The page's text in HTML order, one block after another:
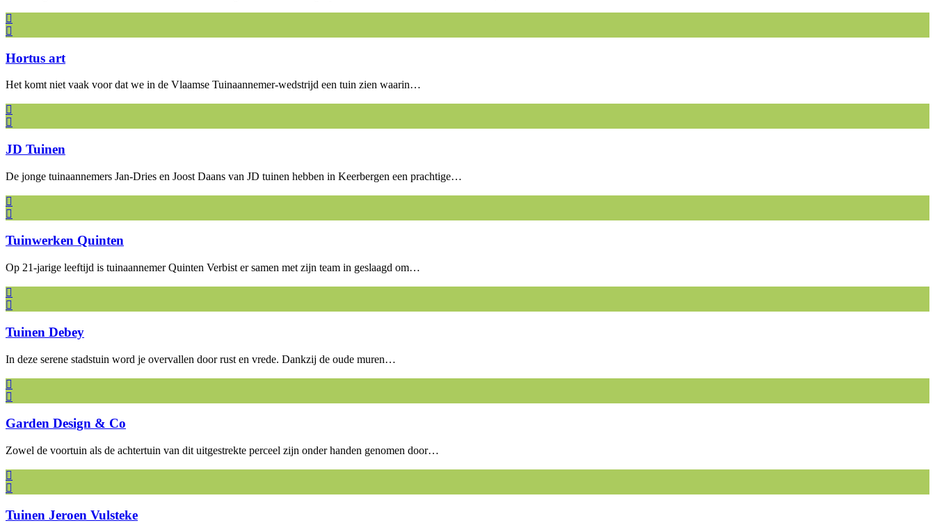
Hortus art
Het komt niet vaak voor dat we in de Vlaamse Tuinaannemer-wedstrijd een tuin zien waarin…
JD Tuinen
De jonge tuinaannemers Jan-Dries en Joost Daans van JD tuinen hebben in Keerbergen een prachtige…
Tuinwerken Quinten
Op 21-jarige leeftijd is tuinaannemer Quinten Verbist er samen met zijn team in geslaagd om…
Tuinen Debey
In deze serene stadstuin word je overvallen door rust en vrede. Dankzij de oude muren…
Garden Design & Co
Zowel de voortuin als de achtertuin van dit uitgestrekte perceel zijn onder handen genomen door…
Tuinen Jeroen Vulsteke